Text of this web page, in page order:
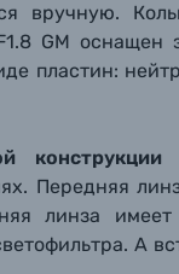
товары)
вручную.
GM
пластин:
конструкции
Передняя
линза
А